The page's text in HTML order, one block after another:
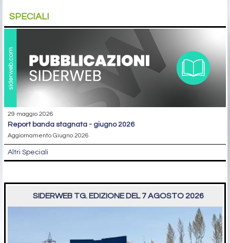
SPECIALI
29 maggio 2026
report banda stagnata - giugno 2026
Aggiornamento Giugno 2026
Altri Speciali
SIDERWEB TG. EDIZIONE DEL 7 AGOSTO 2026